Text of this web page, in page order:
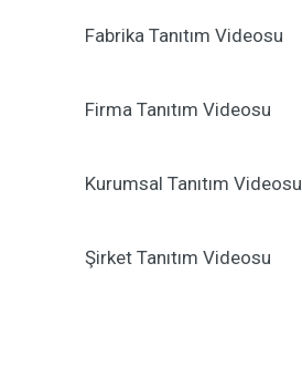
Fabrika Tanıtım Videosu
Firma Tanıtım Videosu
Kurumsal Tanıtım Videosu
Şirket Tanıtım Videosu